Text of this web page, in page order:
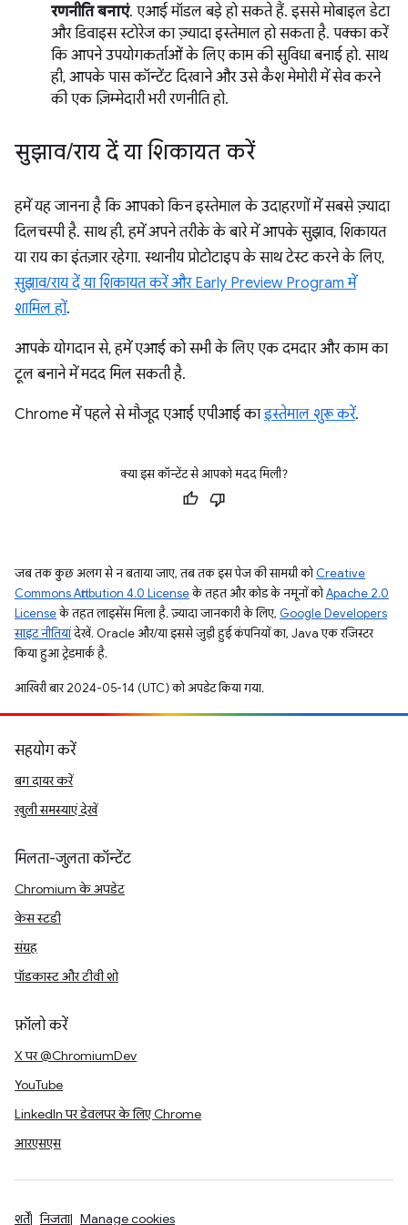
रणनीति बनाएं. एआई मॉडल बड़े हो सकते हैं. इससे मोबाइल डेटा
और डिवाइस स्टोरेज का ज़्यादा इस्तेमाल हो सकता है. पक्का करें
कि आपने उपयोगकर्ताओं के लिए काम की सुविधा बनाई हो. साथ
ही, आपके पास कॉन्टेंट दिखाने और उसे कैश मेमोरी में सेव करने
की एक ज़िम्मेदारी भरी रणनीति हो.
सुझाव/राय दें या शिकायत करें
हमें यह जानना है कि आपको किन इस्तेमाल के उदाहरणों में सबसे ज़्यादा
दिलचस्पी है. साथ ही, हमें अपने तरीके के बारे में आपके सुझाव, शिकायत
या राय का इंतज़ार रहेगा. स्थानीय प्रोटोटाइप के साथ टेस्ट करने के लिए,
सुझाव/राय दें या शिकायत करें और Early Preview Program में
शामिल हों.
आपके योगदान से, हमें एआई को सभी के लिए एक दमदार और काम का
टूल बनाने में मदद मिल सकती है.
Chrome में पहले से मौजूद एआई एपीआई काइस्तेमाल शुरू करें.
क्या इस कॉन्टेंट से आपको मदद मिली?
जब तक कुछ अलग से न बताया जाए, तब तक इस पेज की सामग्री कोCreative
Commons Attribution 4.0 Licenseके तहत और कोड के नमूनों कोApache 2.0
Licenseके तहत लाइसेंस मिला है. ज़्यादा जानकारी के लिए, Google Developers
साइट नीतियांदेखें. Oracle और/या इससे जुड़ी हुई कंपनियों का, Java एक रजिस्टर
किया हुआ ट्रेडमार्क है.
आखिरी बार 2024-05-14 (UTC) को अपडेट किया गया.
सहयोग करें
बग दायर करें
खुली समस्याएं देखें
मिलता-जुलता कॉन्टेंट
Chromium के अपडेट
केस स्टडी
संग्रह
पॉडकास्ट और टीवी शो
फ़ॉलो करें
X पर @ChromiumDev
YouTube
LinkedIn पर डेवलपर के लिए Chrome
आरएसएस
शर्तें निजता Manage cookies